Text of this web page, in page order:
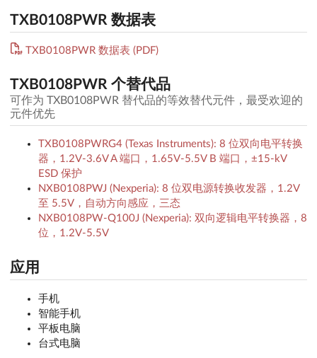
TXB0108PWR 数据表
TXB0108PWR 数据表 (PDF)
TXB0108PWR 个替代品
可作为 TXB0108PWR 替代品的等效替代元件，最受欢迎的
元件优先
TXB0108PWRG4 (Texas Instruments): 8 位双向电平转换
器，1.2V-3.6V A 端口，1.65V-5.5V B 端口，±15-kV
ESD 保护
NXB0108PWJ (Nexperia): 8 位双电源转换收发器，1.2V
至 5.5V，自动方向感应，三态
NXB0108PW-Q100J (Nexperia): 双向逻辑电平转换器，8
位，1.2V-5.5V
应用
手机
智能手机
平板电脑
台式电脑